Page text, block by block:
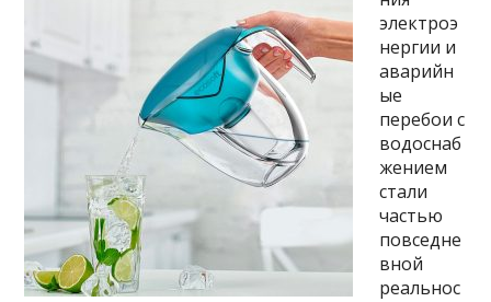
электроэ
нергии и
аварийн
ые
перебои с
водоснаб
жением
стали
частью
повседне
вной
реальнос